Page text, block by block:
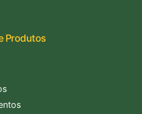
Produtos